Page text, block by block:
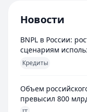
Новости
BNPL в России:
сценариям
Кредиты
Объем
превысил 800